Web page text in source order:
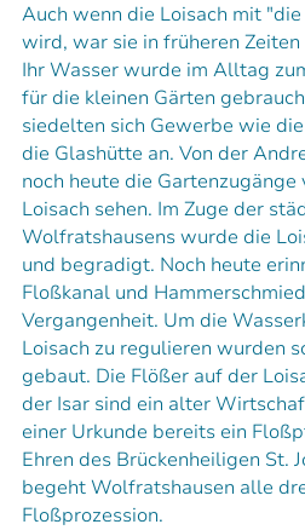
Auch wenn die Loisach mit
wird, war sie in früheren
Ihr Wasser wurde im Alltag
für die kleinen Gärten
siedelten sich Gewerbe wie
die Glashütte an. Von der
noch heute die
Loisach sehen. Im Zuge der
Wolfratshausens wurde die
und begradigt. Noch heute
Floßkanal und
Vergangenheit. Um die
Loisach zu regulieren wurden
gebaut. Die Flößer auf der
der Isar sind ein alter
einer Urkunde bereits ein
Ehren des Brückenheiligen St.
begeht Wolfratshausen alle
Floßprozession.